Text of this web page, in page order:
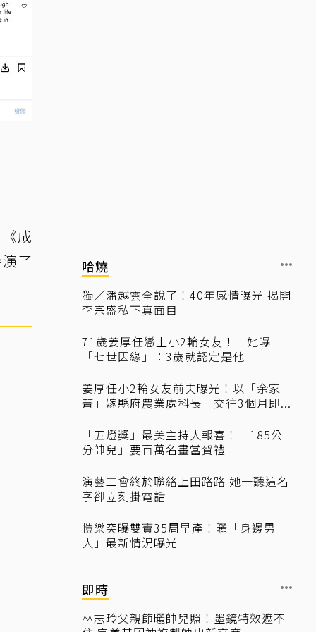
成
了
哈燒
獨／潘越雲全說了！40年感情曝光 揭開
李宗盛私下真面目
71歲姜厚任戀上小2輪女友！ 她曝
「七世因緣」：3歲就認定是他
姜厚任小2輪女友前夫曝光！以「余家
菁」嫁縣府農業處科長 交往3個月即...
「五燈獎」最美主持人報喜！「185公
分帥兒」要百萬名畫當賀禮
演藝工會終於聯絡上田路路 她一聽這名
字卻立刻掛電話
愷樂突曝雙寶35周早產！曬「身邊男
人」最新情況曝光
即時
林志玲父親節曬帥兒照！墨鏡特效遮不